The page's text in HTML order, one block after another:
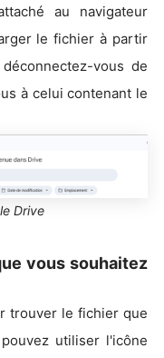
au navigateur
le fichier à partir
vous de
à celui contenant le
Drive
vous souhaitez
trouver le fichier que
utiliser l'icône